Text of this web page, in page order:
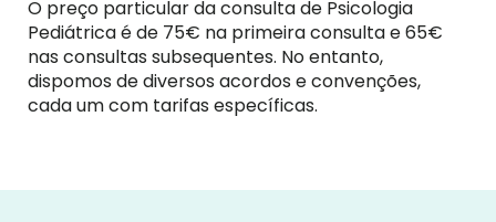
O preço particular da consulta de Psicologia
Pediátrica é de 75€ na primeira consulta e 65€
nas consultas subsequentes. No entanto,
dispomos de diversos acordos e convenções,
cada um com tarifas específicas.